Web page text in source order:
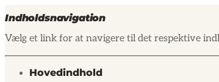
Indholdsnavigation
Vælg et link for at navigere til det respektive
gå til
Hovedindhold